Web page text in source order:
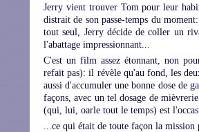
Jerry vient trouver Tom pour leur
distrait de son passe-temps du
tout seul, Jerry décide de coller un
l'abattage impressionnant...
C'est un film assez étonnant, non
refait pas): il révèle qu'au fond, les
aussi d'accumuler une bonne dose de
façons, avec un tel dosage de
(qui, lui, oarle tout le temps) est
...ce qui était de toute façon la mission